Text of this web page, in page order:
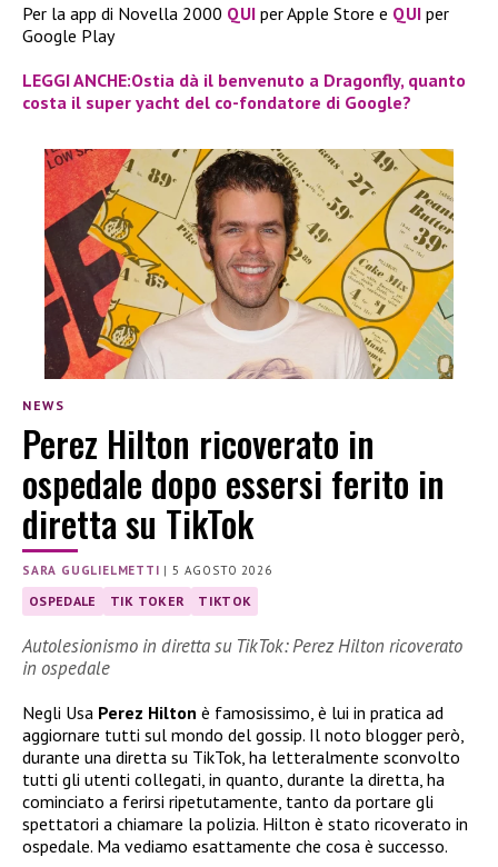
Per la app di Novella 2000 QUI per Apple Store e QUI per
Google Play
LEGGI ANCHE:Ostia dà il benvenuto a Dragonfly, quanto
costa il super yacht del co-fondatore di Google?
NEWS
Perez Hilton ricoverato in
ospedale dopo essersi ferito in
diretta su TikTok
SARA GUGLIELMETTI |5 AGOSTO 2026
OSPEDALE TIK TOKER TIKTOK
Autolesionismo in diretta su TikTok: Perez Hilton ricoverato
in ospedale
Negli Usa Perez Hilton è famosissimo, è lui in pratica ad
aggiornare tutti sul mondo del gossip. Il noto blogger però,
durante una diretta su TikTok, ha letteralmente sconvolto
tutti gli utenti collegati, in quanto, durante la diretta, ha
cominciato a ferirsi ripetutamente, tanto da portare gli
spettatori a chiamare la polizia. Hilton è stato ricoverato in
ospedale. Ma vediamo esattamente che cosa è successo.